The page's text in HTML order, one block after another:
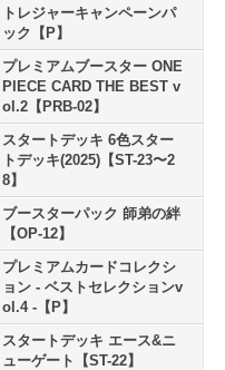
トレジャーキャンペーンパ
ック【P】
プレミアムブースター ONE
PIECE CARD THE BEST v
ol.2【PRB-02】
スタートデッキ 6色スター
トデッキ(2025)【ST-23〜2
8】
ブースターパック 師弟の絆
【OP-12】
プレミアムカードコレクシ
ョン - ベストセレクションv
ol.4 -【P】
スタートデッキ エース&ニ
ューゲート【ST-22】